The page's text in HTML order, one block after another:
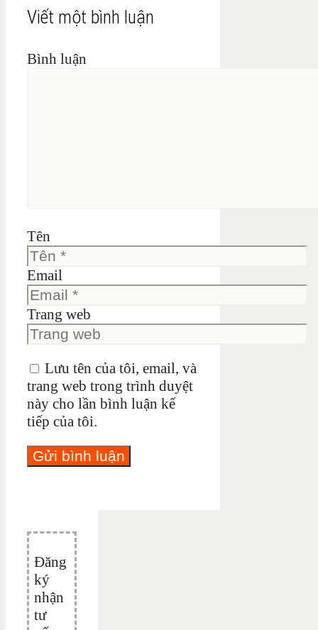
Viết một bình luận
Bình luận
Tên
Email
Trang web
Lưu tên của tôi, email, và
trang web trong trình duyệt
này cho lần bình luận kế
tiếp của tôi.
Đăng
ký
nhận
tư